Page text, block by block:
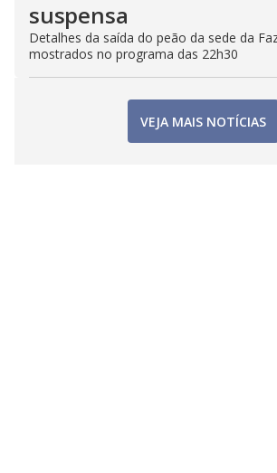
suspensa
Detalhes da saída do peão da sede da
mostrados no programa das 22h30
VEJA MAIS NOTÍCIAS